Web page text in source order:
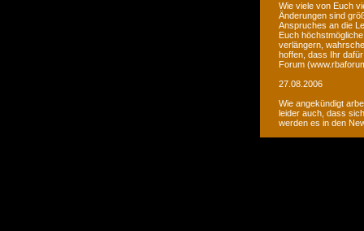
Wie viele von Euch
Änderungen sind
Anspruches an die
Euch
verlängern,
hoffen, dass Ihr
Forum
27.08.2006
Wie angekündigt
leider auch, dass
werden es in den